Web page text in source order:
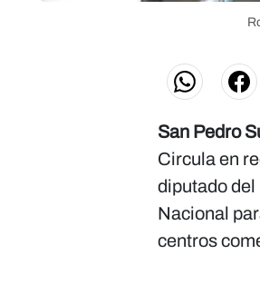
San Pedro
Circula en
diputado del
Nacional
centros